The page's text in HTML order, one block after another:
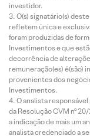
investidor.
O(s) signatário(s)
refletem única e
foram produzidas de
Investimentos e que
decorrência de
remuneração(es) é(são)
provenientes dos
Investimentos.
O analista
da Resolução CVM nº
a indicação de mais um
analista credenciado a